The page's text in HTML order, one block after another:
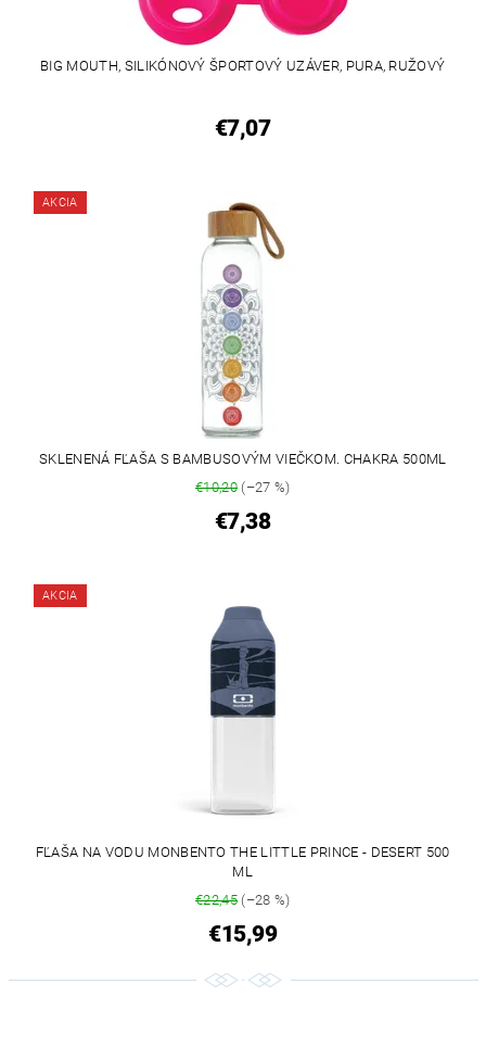
BIG MOUTH, SILIKÓNOVÝ ŠPORTOVÝ UZÁVER, PURA, RUŽOVÝ
€7,07
AKCIA
SKLENENÁ FĽAŠA S BAMBUSOVÝM VIEČKOM. CHAKRA 500ML
€10,20(–27 %)
€7,38
AKCIA
FĽAŠA NA VODU MONBENTO THE LITTLE PRINCE - DESERT 500
ML
€22,45(–28 %)
€15,99